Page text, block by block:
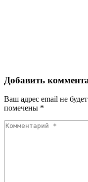
Добавить
Ваш адрес email не
помечены *